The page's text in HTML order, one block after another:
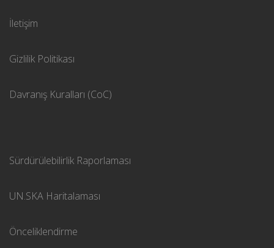
İletişim
Gizlilik Politikası
Davranış Kuralları (CoC)
Sürdürülebilirlik Raporlaması
UN.SKA Haritalaması
Önceliklendirme